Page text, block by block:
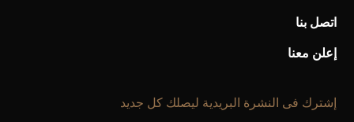
اتصل بنا
إعلن معنا
إشترك فى النشرة البريدية ليصلك كل جديد